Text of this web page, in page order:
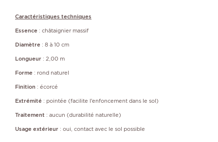
Caractéristiques techniques
Essence : châtaignier massif
Diamètre : 8 à 10 cm
Longueur : 2,00 m
Forme : rond naturel
Finition : écorcé
Extrémité : pointée (facilite l’enfoncement dans le sol)
Traitement : aucun (durabilité naturelle)
Usage extérieur : oui, contact avec le sol possible